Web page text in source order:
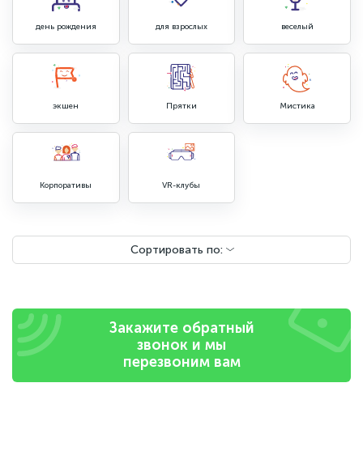
день рождения для взрослых веселый
экшен Прятки Мистика
Корпоративы VR-клубы
Сортировать по:
Закажите обратный
звонок и мы
перезвоним вам